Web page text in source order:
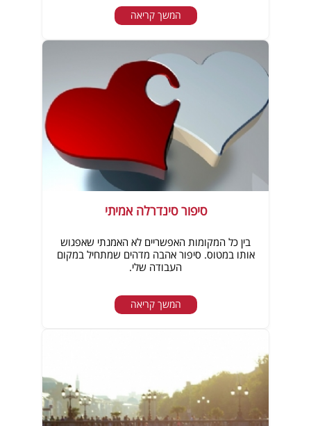
המשך קריאה
סיפור סינדרלה אמיתי
בין כל המקומות האפשריים לא האמנתי שאפגוש
אותו במטוס. סיפור אהבה מדהים שמתחיל במקום
העבודה שלי.
המשך קריאה